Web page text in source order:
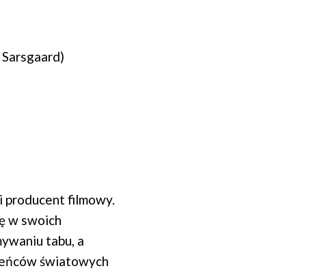
producent filmowy.
w swoich
tabu, a
światowych